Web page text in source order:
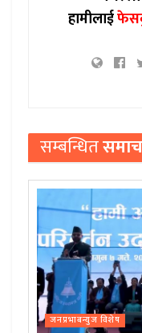
हामीलाई
सम्बन्धित
जनप्रभाबन्युज विशेष